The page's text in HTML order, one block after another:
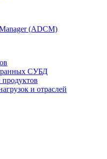
(ADCM)
СУБД
и отраслей